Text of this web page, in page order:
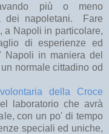
più o meno
dei napoletani. Fare
a Napoli in particolare,
di esperienze ed
Napoli in maniera del
normale cittadino od
volontaria della Croce
laboratorio che avrà
con un po' di tempo
speciali ed uniche,